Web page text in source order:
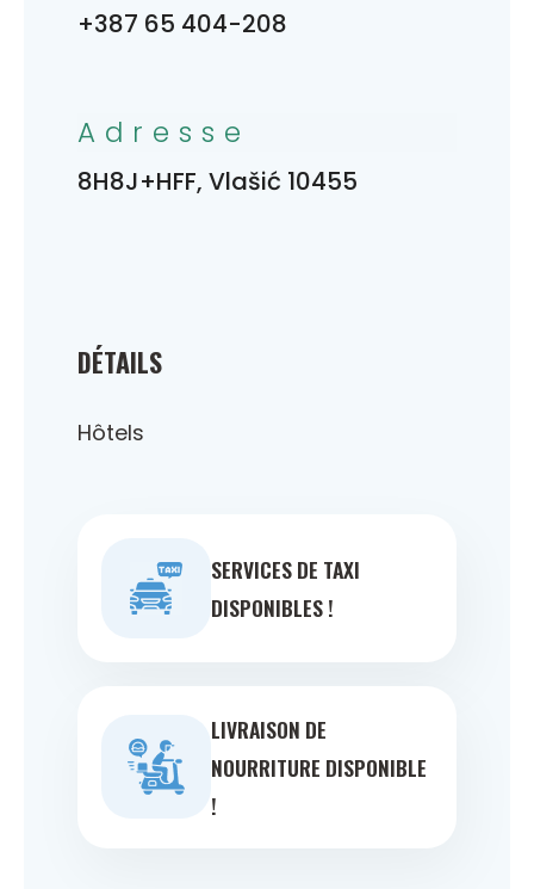
DÉTAILS
Hôtels
SERVICES DE TAXI
DISPONIBLES !
LIVRAISON DE
NOURRITURE DISPONIBLE
!
+387 65 404-208
Adresse
8H8J+HFF, Vlašić 10455